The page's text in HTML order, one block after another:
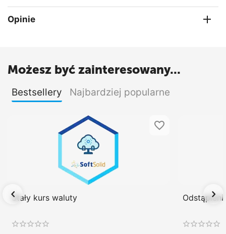
Opinie
Możesz być zainteresowany...
Bestsellery Najbardziej popularne
Stały kurs waluty